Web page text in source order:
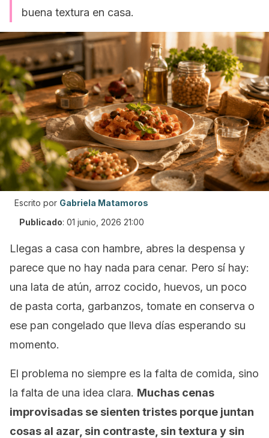
buena textura en casa.
Escrito por Gabriela Matamoros
Publicado: 01 junio, 2026 21:00
Llegas a casa con hambre, abres la despensa y
parece que no hay nada para cenar. Pero sí hay:
una lata de atún, arroz cocido, huevos, un poco
de pasta corta, garbanzos, tomate en conserva o
ese pan congelado que lleva días esperando su
momento.
El problema no siempre es la falta de comida, sino
la falta de una idea clara. Muchas cenas
improvisadas se sienten tristes porque juntan
cosas al azar, sin contraste, sin textura y sin